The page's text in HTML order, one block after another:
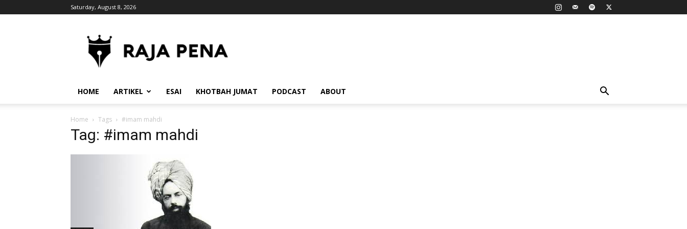
Saturday, August 8, 2026
HOME ARTIKEL ESAI KHOTBAH JUMAT PODCAST ABOUT
Home Tags #imam mahdi
Tag: #imam mahdi